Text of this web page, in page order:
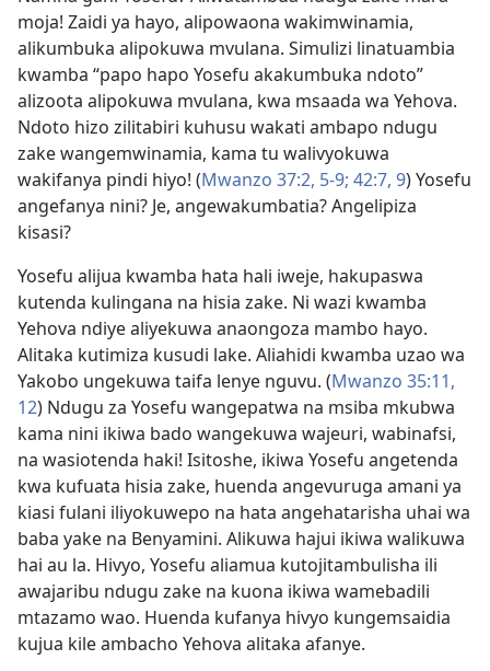
moja! Zaidi ya hayo, alipowaona wakimwinamia,
alikumbuka alipokuwa mvulana. Simulizi linatuambia
kwamba “papo hapo Yosefu akakumbuka ndoto”
alizoota alipokuwa mvulana, kwa msaada wa Yehova.
Ndoto hizo zilitabiri kuhusu wakati ambapo ndugu
zake wangemwinamia, kama tu walivyokuwa
wakifanya pindi hiyo! (Mwanzo 37:2, 5-9; 42:7, 9) Yosefu
angefanya nini? Je, angewakumbatia? Angelipiza
kisasi?
Yosefu alijua kwamba hata hali iweje, hakupaswa
kutenda kulingana na hisia zake. Ni wazi kwamba
Yehova ndiye aliyekuwa anaongoza mambo hayo.
Alitaka kutimiza kusudi lake. Aliahidi kwamba uzao wa
Yakobo ungekuwa taifa lenye nguvu. (Mwanzo 35:11,
12) Ndugu za Yosefu wangepatwa na msiba mkubwa
kama nini ikiwa bado wangekuwa wajeuri, wabinafsi,
na wasiotenda haki! Isitoshe, ikiwa Yosefu angetenda
kwa kufuata hisia zake, huenda angevuruga amani ya
kiasi fulani iliyokuwepo na hata angehatarisha uhai wa
baba yake na Benyamini. Alikuwa hajui ikiwa walikuwa
hai au la. Hivyo, Yosefu aliamua kutojitambulisha ili
awajaribu ndugu zake na kuona ikiwa wamebadili
mtazamo wao. Huenda kufanya hivyo kungemsaidia
kujua kile ambacho Yehova alitaka afanye.